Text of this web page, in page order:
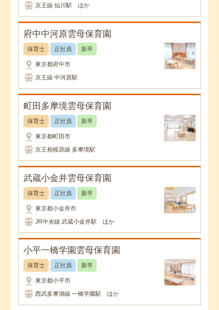
train 京王線 仙川駅 ほか
府中中河原雲母保育園
保育士 正社員 新卒
pin_drop 東京都府中市
train 京王線 中河原駅
町田多摩境雲母保育園
保育士 正社員 新卒
pin_drop 東京都町田市
train 京王相模原線 多摩境駅
武蔵小金井雲母保育園
保育士 正社員 新卒
pin_drop 東京都小金井市
train JR中央線 武蔵小金井駅 ほか
小平一橋学園雲母保育園
保育士 正社員 新卒
pin_drop 東京都小平市
train 西武多摩湖線 一橋学園駅 ほか